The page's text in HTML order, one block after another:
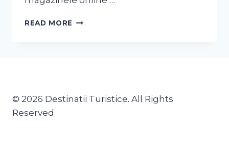
READ MORE
© 2026 Destinatii Turistice. All Rights
Reserved